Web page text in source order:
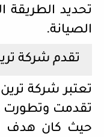
تحديد الطريقة
الصيانة.
تقدم شركة
تعتبر شركة
تقدمت وتطورت
حيث كان هدف